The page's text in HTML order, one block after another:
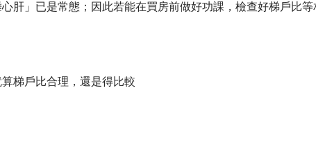
肝」已是常態；因此若能在買房前做好功課，檢查好梯戶比等
梯戶比合理，還是得比較